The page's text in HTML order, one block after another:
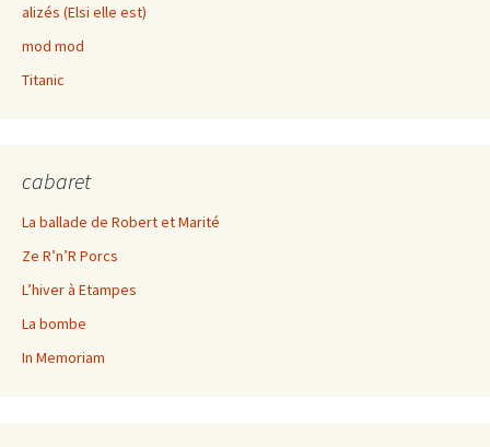
alizés (Elsi elle est)
mod mod
Titanic
cabaret
La ballade de Robert et Marité
Ze R’n’R Porcs
L’hiver à Etampes
La bombe
In Memoriam